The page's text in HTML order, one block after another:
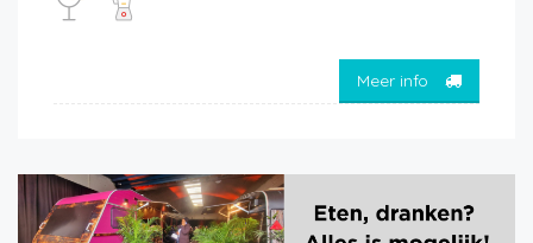
Meer info